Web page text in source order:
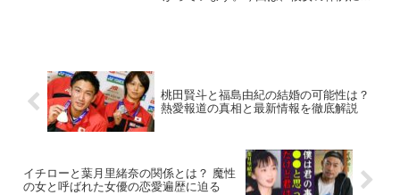
桃田賢斗と福島由紀の結婚の可能性は？
熱愛報道の真相と最新情報を徹底解説
イチローと葉月里緒奈の関係とは？ 魔性
の女と呼ばれた女優の恋愛遍歴に迫る